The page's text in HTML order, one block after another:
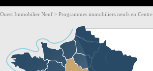
Ouest Immobilier Neuf > Programmes immobiliers neufs en Centre